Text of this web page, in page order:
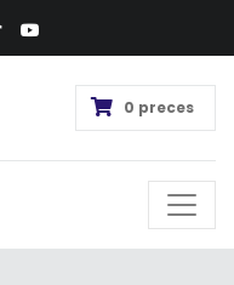
0 preces